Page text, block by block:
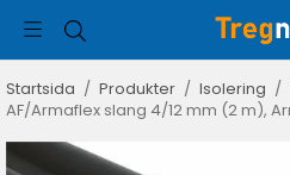
Startsida / Produkter / Isolering /
AF/Armaflex slang 4/12 mm (2 m),